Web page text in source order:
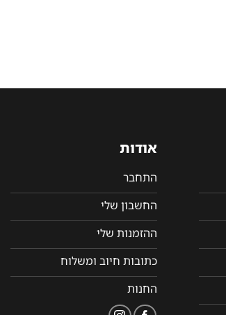
אודות
התחבר
החשבון שלי
ההזמנות שלי
כתובות חיוב ומשלוח
החנות